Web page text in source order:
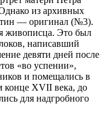
из архивных
— оригинал (№3).
живописца. Это был
написавший
девяти дней после
«во успении»,
и помещались в
конце XVII века, до
для надгробного